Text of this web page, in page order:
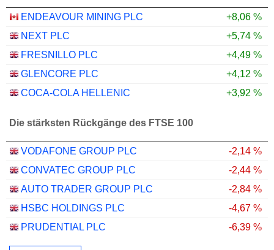
ENDEAVOUR MINING PLC
+8,06 %
NEXT PLC
+5,74 %
FRESNILLO PLC
+4,49 %
GLENCORE PLC
+4,12 %
COCA-COLA HELLENIC
+3,92 %
Die stärksten Rückgänge des FTSE 100
VODAFONE GROUP PLC
-2,14 %
CONVATEC GROUP PLC
-2,44 %
AUTO TRADER GROUP PLC
-2,84 %
HSBC HOLDINGS PLC
-4,67 %
PRUDENTIAL PLC
-6,39 %